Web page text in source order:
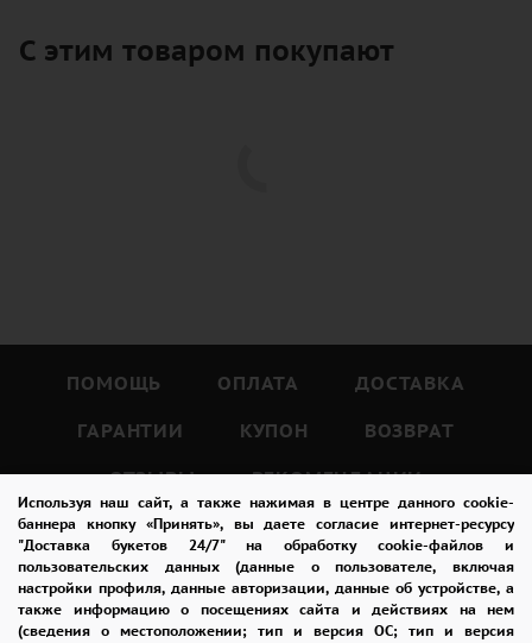
Используя наш сайт, а также нажимая в центре данного cookie-
баннера кнопку «Принять», вы даете согласие интернет-ресурсу
"Доставка букетов 24/7" на обработку cookie-файлов и
пользовательских данных (данные о пользователе, включая
настройки профиля, данные авторизации, данные об устройстве, а
также информацию о посещениях сайта и действиях на нем
(сведения о местоположении; тип и версия ОС; тип и версия
С этим товаром покупают
ПОМОЩЬ ОПЛАТА
ДОСТАВКА
ГАРАНТИИ
КУПОН
ВОЗВРАТ
ОТЗЫВЫ
РЕКОМЕНДАЦИИ
КОНТАКТЫ
8 965 242-37-47